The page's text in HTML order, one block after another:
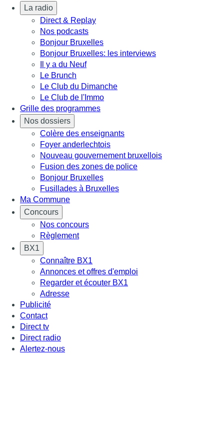
La radio
Direct & Replay
Nos podcasts
Bonjour Bruxelles
Bonjour Bruxelles: les interviews
Il y a du Neuf
Le Brunch
Le Club du Dimanche
Le Club de l'Immo
Grille des programmes
Nos dossiers
Colère des enseignants
Foyer anderlechtois
Nouveau gouvernement bruxellois
Fusion des zones de police
Bonjour Bruxelles
Fusillades à Bruxelles
Ma Commune
Concours
Nos concours
Règlement
BX1
Connaître BX1
Annonces et offres d'emploi
Regarder et écouter BX1
Adresse
Publicité
Contact
Direct tv
Direct radio
Alertez-nous